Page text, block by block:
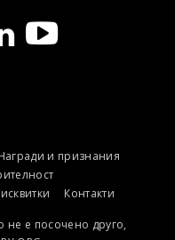
и признания
Контакти
не е посочено друго,